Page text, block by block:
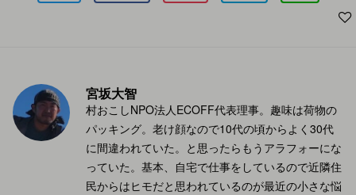
宮坂大智
村おこしNPO法人ECOFF代表理事。趣味は荷物の
パッキング。老け顔なので10代の頃からよく30代
に間違われていた。と思ったらもうアラフォーにな
っていた。基本、自宅で仕事をしているので近隣住
民からはヒモだと思われているのが最近の小さな悩